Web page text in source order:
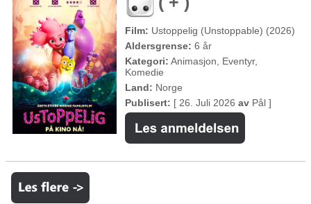
Film: Ustoppelig (Unstoppable) (2026)
Aldersgrense: 6 år
Kategori: Animasjon, Eventyr,
Komedie
Land: Norge
Publisert: [ 26. Juli 2026 av Pål ]